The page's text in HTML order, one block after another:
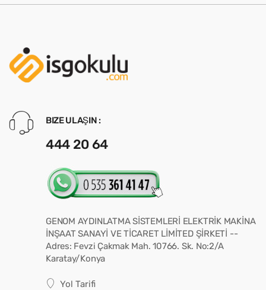
BIZE ULAŞIN :
444 20 64
GENOM AYDINLATMA SİSTEMLERİ ELEKTRİK MAKİNA
İNŞAAT SANAYİ VE TİCARET LİMİTED ŞİRKETİ --
Adres: Fevzi Çakmak Mah. 10766. Sk. No:2/A
Karatay/Konya
Yol Tarifi